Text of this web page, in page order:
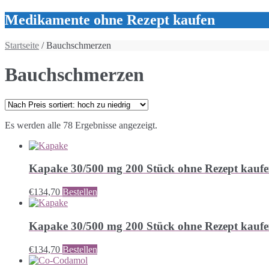
Medikamente ohne Rezept kaufen
Startseite / Bauchschmerzen
Bauchschmerzen
Es werden alle 78 Ergebnisse angezeigt.
Kapake 30/500 mg 200 Stück ohne Rezept
€134,70 Bestellen
Kapake 30/500 mg 200 Stück ohne Rezept
€134,70 Bestellen